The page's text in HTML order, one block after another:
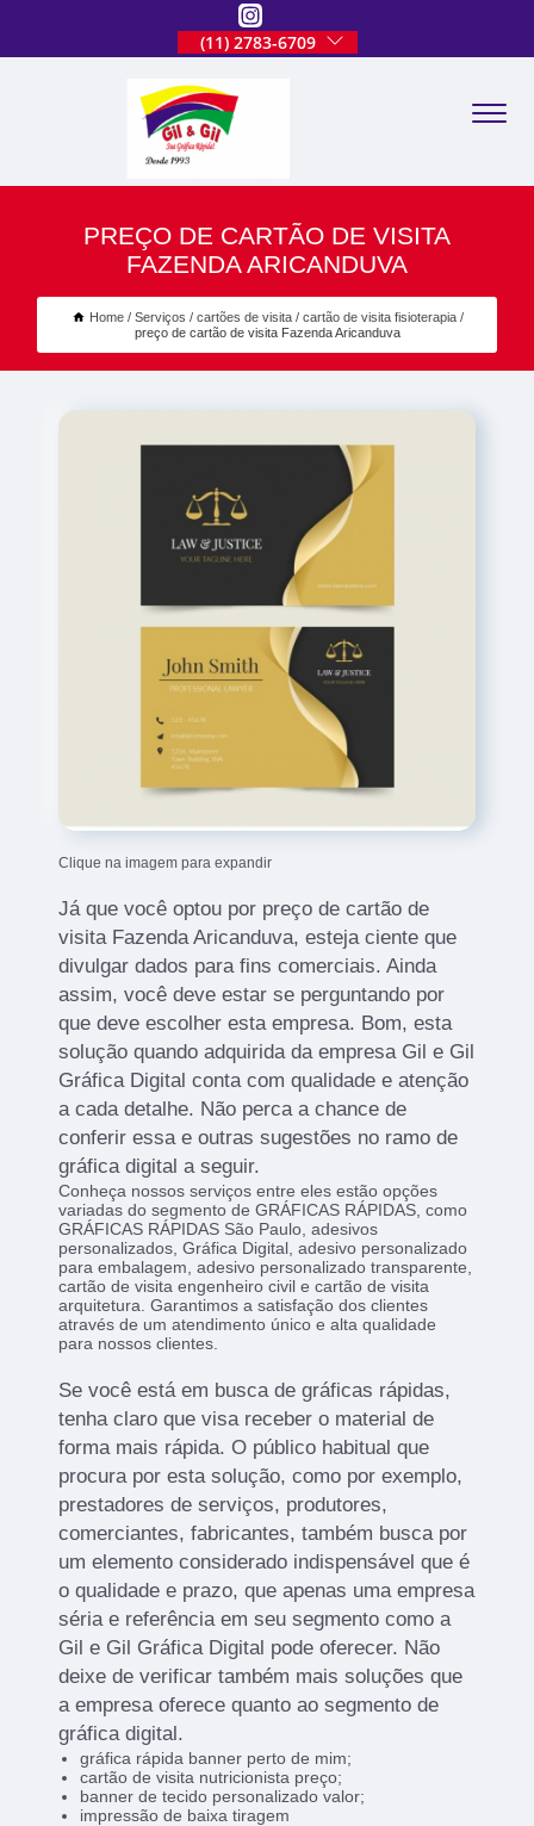
(11) 2783-6709
PREÇO DE CARTÃO DE VISITA
FAZENDA ARICANDUVA
Home Serviços cartões de visita
cartão de visita fisioterapia
preço de cartão de visita Fazenda Aricanduva
Clique na imagem para expandir
Já que você optou por preço de cartão de
visita Fazenda Aricanduva, esteja ciente que
divulgar dados para fins comerciais. Ainda
assim, você deve estar se perguntando por
que deve escolher esta empresa. Bom, esta
solução quando adquirida da empresa Gil e Gil
Gráfica Digital conta com qualidade e atenção
a cada detalhe. Não perca a chance de
conferir essa e outras sugestões no ramo de
gráfica digital a seguir.
Conheça nossos serviços entre eles estão opções
variadas do segmento de GRÁFICAS RÁPIDAS, como
GRÁFICAS RÁPIDAS São Paulo, adesivos
personalizados, Gráfica Digital, adesivo personalizado
para embalagem, adesivo personalizado transparente,
cartão de visita engenheiro civil e cartão de visita
arquitetura. Garantimos a satisfação dos clientes
através de um atendimento único e alta qualidade
para nossos clientes.
Se você está em busca de gráficas rápidas,
tenha claro que visa receber o material de
forma mais rápida. O público habitual que
procura por esta solução, como por exemplo,
prestadores de serviços, produtores,
comerciantes, fabricantes, também busca por
um elemento considerado indispensável que é
o qualidade e prazo, que apenas uma empresa
séria e referência em seu segmento como a
Gil e Gil Gráfica Digital pode oferecer. Não
deixe de verificar também mais soluções que
a empresa oferece quanto ao segmento de
gráfica digital.
gráfica rápida banner perto de mim;
cartão de visita nutricionista preço;
banner de tecido personalizado valor;
impressão de baixa tiragem